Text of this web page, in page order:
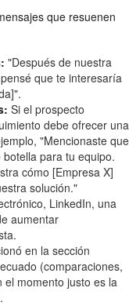
que resuenen
"Después de nuestra
que te interesaría
Si el prospecto
debe ofrecer una
"Mencionaste que
para tu equipo.
cómo [Empresa X]
solución."
LinkedIn, una
aumentar
en la sección
(comparaciones,
momento justo es la